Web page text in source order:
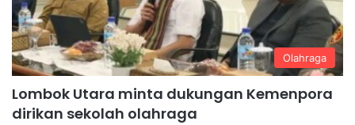
Olahraga
Lombok Utara minta dukungan Kemenpora
dirikan sekolah olahraga